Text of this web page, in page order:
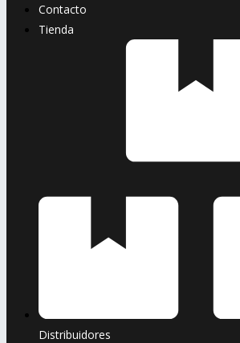
Contacto
Tienda
Distribuidores